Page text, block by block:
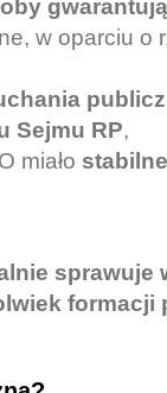
w oparciu o
Sejmu RP,
miało
sprawuje
formacji